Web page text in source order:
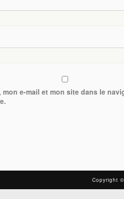
mon e-mail et mon site dans le
Copyright